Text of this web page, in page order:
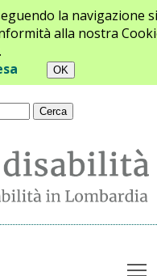
la navigazione si
alla nostra
Contatti